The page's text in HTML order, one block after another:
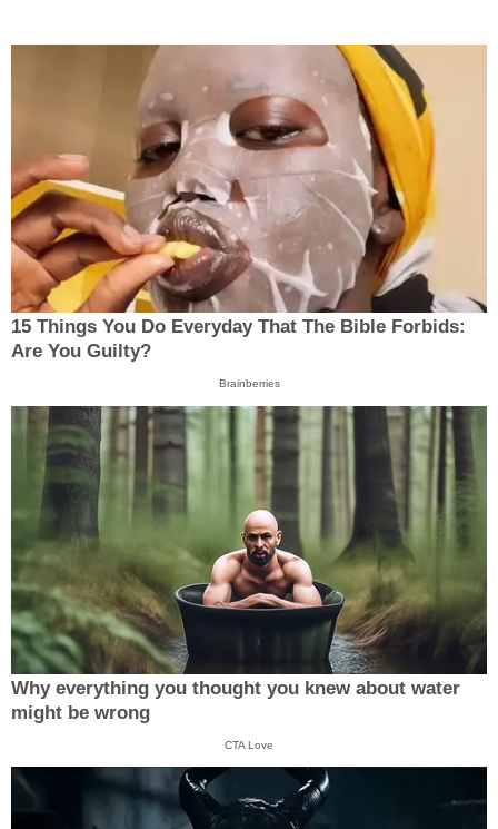
15 Things You Do Everyday That The Bible Forbids:
Are You Guilty?
Brainberries
Why everything you thought you knew about water
might be wrong
CTA Love